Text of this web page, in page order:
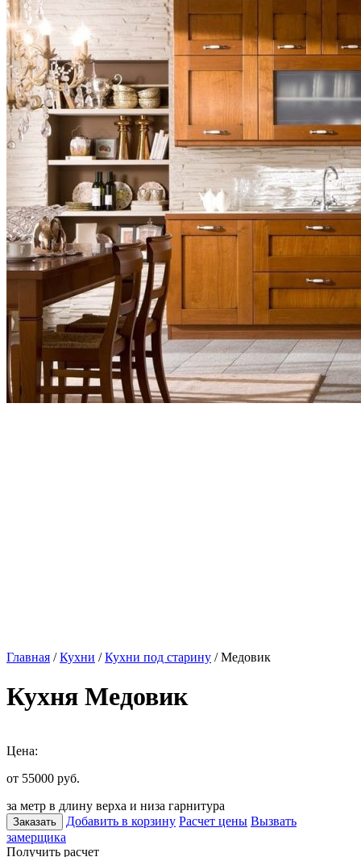
Главная /Кухни /Кухни под старину / Медовик
Кухня Медовик
Цена:
от 55000 руб.
за метр в длину верха и низа гарнитура
Заказать Добавить в корзину Расчет цены Вызвать
замерщика
Получить расчет